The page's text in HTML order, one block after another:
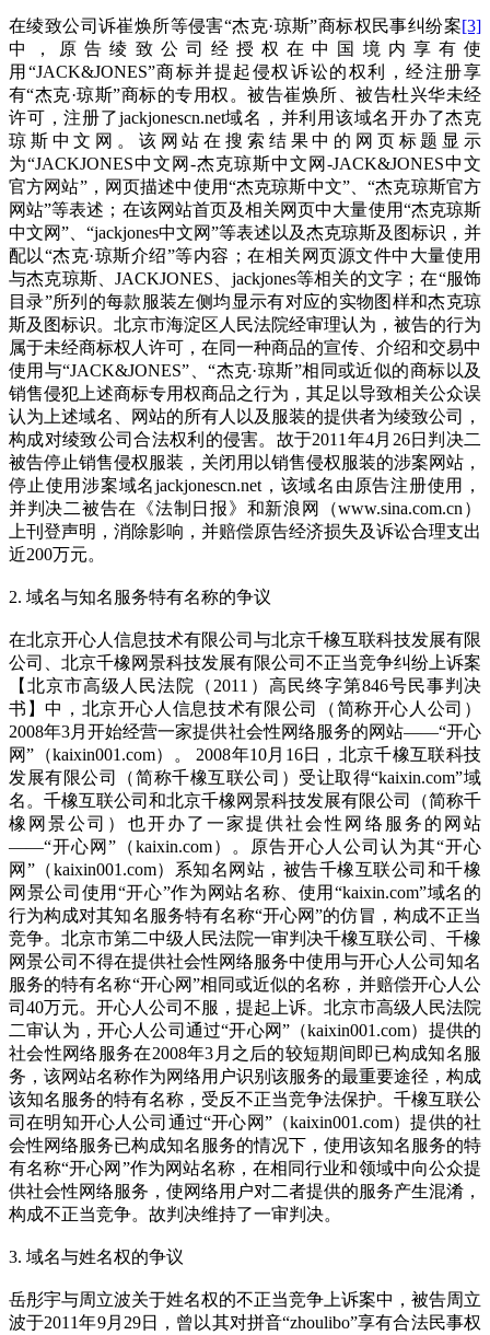
在绫致公司诉崔焕所等侵害“杰克·琼斯”商标权民事纠纷案[3]
中，原告绫致公司经授权在中国境内享有使
用“JACK&JONES”商标并提起侵权诉讼的权利，经注册享
有“杰克·琼斯”商标的专用权。被告崔焕所、被告杜兴华未经
许可，注册了jackjonescn.net域名，并利用该域名开办了杰克
琼斯中文网。该网站在搜索结果中的网页标题显示
为“JACKJONES中文网-杰克琼斯中文网-JACK&JONES中文
官方网站”，网页描述中使用“杰克琼斯中文”、“杰克琼斯官方
网站”等表述；在该网站首页及相关网页中大量使用“杰克琼斯
中文网”、“jackjones中文网”等表述以及杰克琼斯及图标识，并
配以“杰克·琼斯介绍”等内容；在相关网页源文件中大量使用
与杰克琼斯、JACKJONES、jackjones等相关的文字；在“服饰
目录”所列的每款服装左侧均显示有对应的实物图样和杰克琼
斯及图标识。北京市海淀区人民法院经审理认为，被告的行为
属于未经商标权人许可，在同一种商品的宣传、介绍和交易中
使用与“JACK&JONES”、“杰克·琼斯”相同或近似的商标以及
销售侵犯上述商标专用权商品之行为，其足以导致相关公众误
认为上述域名、网站的所有人以及服装的提供者为绫致公司，
构成对绫致公司合法权利的侵害。故于2011年4月26日判决二
被告停止销售侵权服装，关闭用以销售侵权服装的涉案网站，
停止使用涉案域名jackjonescn.net，该域名由原告注册使用，
并判决二被告在《法制日报》和新浪网（www.sina.com.cn）
上刊登声明，消除影响，并赔偿原告经济损失及诉讼合理支出
近200万元。
2. 域名与知名服务特有名称的争议
在北京开心人信息技术有限公司与北京千橡互联科技发展有限
公司、北京千橡网景科技发展有限公司不正当竞争纠纷上诉案
【北京市高级人民法院（2011）高民终字第846号民事判决
书】中，北京开心人信息技术有限公司（简称开心人公司）
2008年3月开始经营一家提供社会性网络服务的网站——“开心
网”（kaixin001.com）。 2008年10月16日，北京千橡互联科技
发展有限公司（简称千橡互联公司）受让取得“kaixin.com”域
名。千橡互联公司和北京千橡网景科技发展有限公司（简称千
橡网景公司）也开办了一家提供社会性网络服务的网站
——“开心网”（kaixin.com）。原告开心人公司认为其“开心
网”（kaixin001.com）系知名网站，被告千橡互联公司和千橡
网景公司使用“开心”作为网站名称、使用“kaixin.com”域名的
行为构成对其知名服务特有名称“开心网”的仿冒，构成不正当
竞争。北京市第二中级人民法院一审判决千橡互联公司、千橡
网景公司不得在提供社会性网络服务中使用与开心人公司知名
服务的特有名称“开心网”相同或近似的名称，并赔偿开心人公
司40万元。开心人公司不服，提起上诉。北京市高级人民法院
二审认为，开心人公司通过“开心网”（kaixin001.com）提供的
社会性网络服务在2008年3月之后的较短期间即已构成知名服
务，该网站名称作为网络用户识别该服务的最重要途径，构成
该知名服务的特有名称，受反不正当竞争法保护。千橡互联公
司在明知开心人公司通过“开心网”（kaixin001.com）提供的社
会性网络服务已构成知名服务的情况下，使用该知名服务的特
有名称“开心网”作为网站名称，在相同行业和领域中向公众提
供社会性网络服务，使网络用户对二者提供的服务产生混淆，
构成不正当竞争。故判决维持了一审判决。
3. 域名与姓名权的争议
岳彤宇与周立波关于姓名权的不正当竞争上诉案中，被告周立
波于2011年9月29日，曾以其对拼音“zhoulibo”享有合法民事权